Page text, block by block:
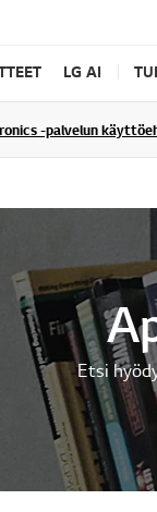
LG AI
-palvelun
Etsi